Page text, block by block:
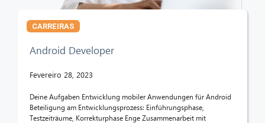
CARREIRAS
Android Developer
Fevereiro 28, 2023
Deine Aufgaben Entwicklung mobiler Anwendungen für Android
Beteiligung am Entwicklungsprozess: Einführungsphase,
Testzeiträume, Korrekturphase Enge Zusammenarbeit mit